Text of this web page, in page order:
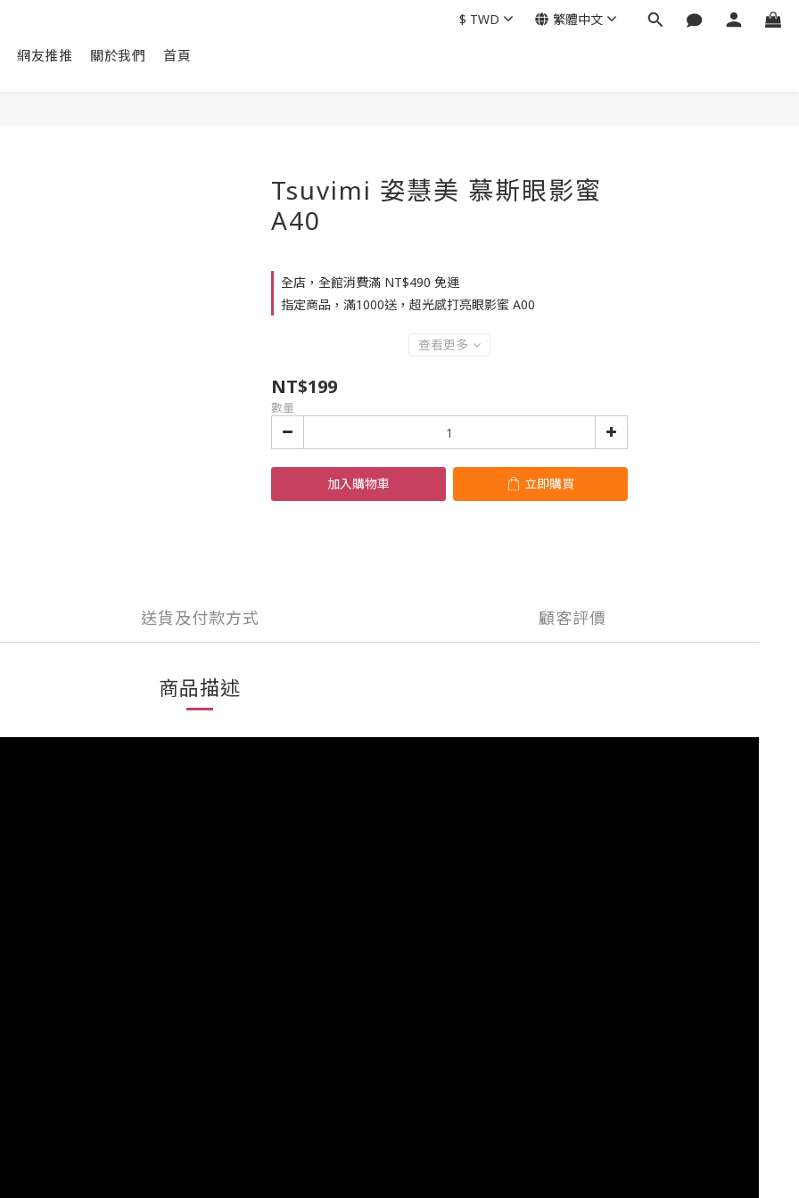
網友推推 關於我們 首頁
$ TWD 繁體中文
Tsuvimi 姿慧美 慕斯眼影蜜
A40
全店，全館消費滿 NT$490 免運
指定商品，滿1000送，超光感打亮眼影蜜 A00
查看更多
NT$199
數量
加入購物車 立即購買
送貨及付款方式 顧客評價
商品描述